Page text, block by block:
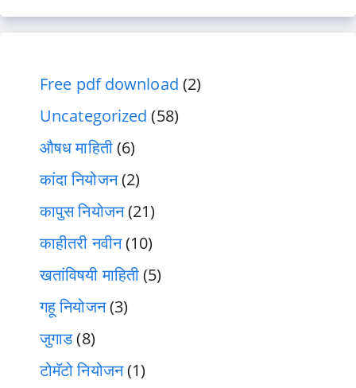
Free pdf download (2)
Uncategorized (58)
औषध माहिती(6)
कांदा नियोजन(2)
कापुस नियोजन(21)
काहीतरी नवीन(10)
खतांविषयी माहिती(5)
गहू नियोजन(3)
जुगाड(8)
टोमॅटो नियोजन(1)